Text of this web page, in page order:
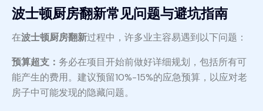
波士顿厨房翻新常见问题与避坑指南
在波士顿厨房翻新过程中，许多业主容易遇到以下问题：
预算超支： 务必在项目开始前做好详细规划，包括所有可
能产生的费用。建议预留10%-15%的应急预算，以应对老
房子中可能发现的隐藏问题。